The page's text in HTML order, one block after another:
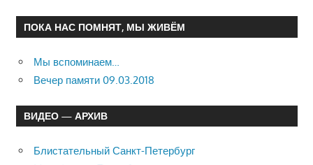
ПОКА НАС ПОМНЯТ, МЫ ЖИВЁМ
Мы вспоминаем…
Вечер памяти 09.03.2018
ВИДЕО — АРХИВ
Блистательный Санкт-Петербург